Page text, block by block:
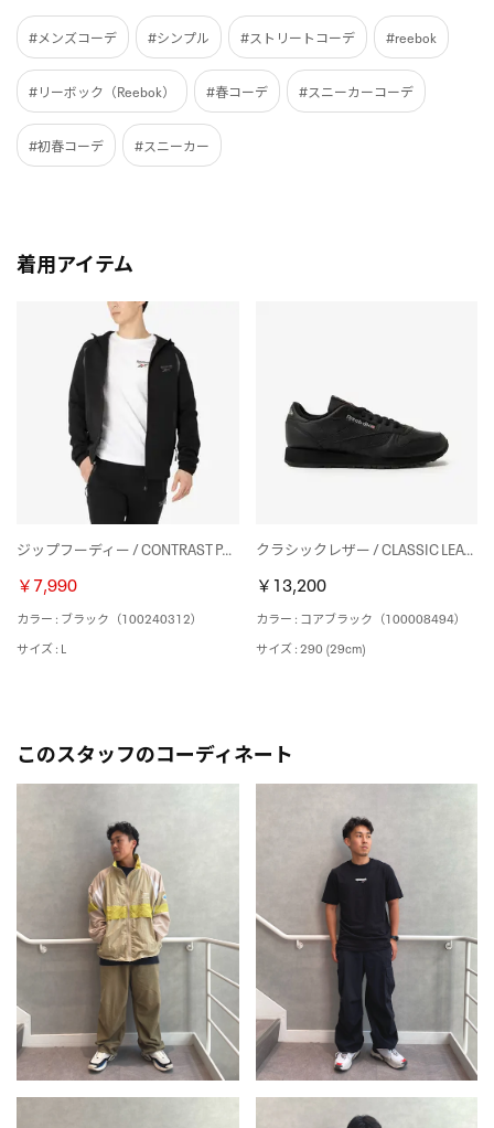
#メンズコーデ #シンプル #ストリートコーデ #reebok
#リーボック（Reebok） #春コーデ #スニーカーコーデ
#初春コーデ #スニーカー
着用アイテム
ジップフーディー / CONTRAST PANEL ZIP HOODY （ブラック）
￥7,990
カラー : ブラック（100240312）
サイズ : L
クラシックレザー / CLASSIC LEATHER （コアブラック）
￥13,200
カラー : コアブラック（100008494）
サイズ : 290 (29cm)
このスタッフのコーディネート